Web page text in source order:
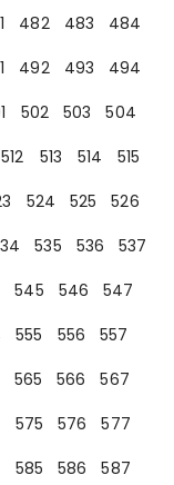
482 483
484
492 493
494
502 503
504
512 513 514
515
524 525
526
535 536
537
545 546
547
555 556
557
565 566
567
575 576
577
585 586
587